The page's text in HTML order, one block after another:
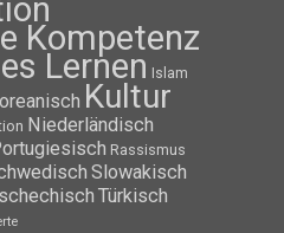
Kompetenz
Lernen Islam
Kultur
Niederländisch
Rassismus
Slowakisch
Türkisch